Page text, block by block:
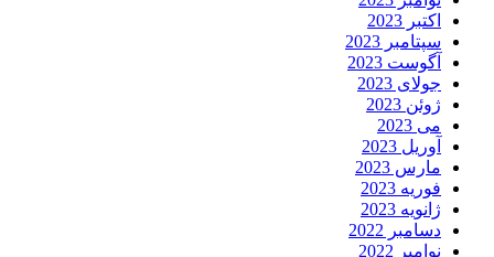
اکتبر 2023
سپتامبر 2023
آگوست 2023
جولای 2023
ژوئن 2023
می 2023
آوریل 2023
مارس 2023
فوریه 2023
ژانویه 2023
دسامبر 2022
نوامبر 2022